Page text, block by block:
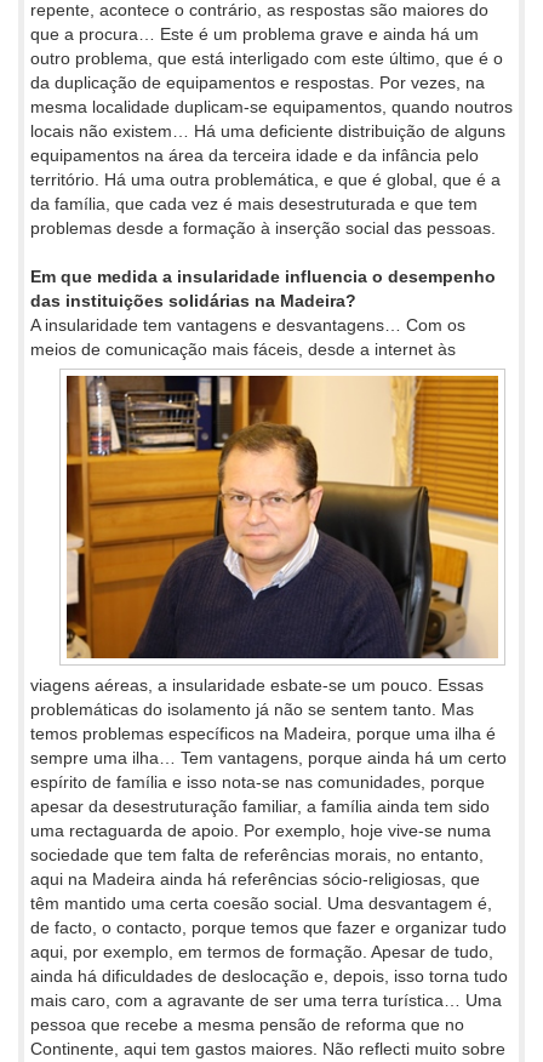
repente, acontece o contrário, as respostas são maiores do
que a procura… Este é um problema grave e ainda há um
outro problema, que está interligado com este último, que é o
da duplicação de equipamentos e respostas. Por vezes, na
mesma localidade duplicam-se equipamentos, quando noutros
locais não existem… Há uma deficiente distribuição de alguns
equipamentos na área da terceira idade e da infância pelo
território. Há uma outra problemática, e que é global, que é a
da família, que cada vez é mais desestruturada e que tem
problemas desde a formação à inserção social das pessoas.
Em que medida a insularidade influencia o desempenho
das instituições solidárias na Madeira?
A insularidade tem vantagens e desvantagens… Com os
meios de comunicação mais fáceis, desde a internet às
viagens aéreas, a insularidade esbate-se um pouco. Essas
problemáticas do isolamento já não se sentem tanto. Mas
temos problemas específicos na Madeira, porque uma ilha é
sempre uma ilha… Tem vantagens, porque ainda há um certo
espírito de família e isso nota-se nas comunidades, porque
apesar da desestruturação familiar, a família ainda tem sido
uma rectaguarda de apoio. Por exemplo, hoje vive-se numa
sociedade que tem falta de referências morais, no entanto,
aqui na Madeira ainda há referências sócio-religiosas, que
têm mantido uma certa coesão social. Uma desvantagem é,
de facto, o contacto, porque temos que fazer e organizar tudo
aqui, por exemplo, em termos de formação. Apesar de tudo,
ainda há dificuldades de deslocação e, depois, isso torna tudo
mais caro, com a agravante de ser uma terra turística… Uma
pessoa que recebe a mesma pensão de reforma que no
Continente, aqui tem gastos maiores. Não reflecti muito sobre